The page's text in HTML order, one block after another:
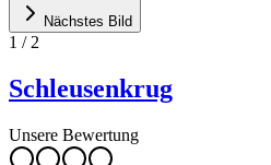
Nächstes Bild
1 / 2
Schleusenkrug
Unsere Bewertung